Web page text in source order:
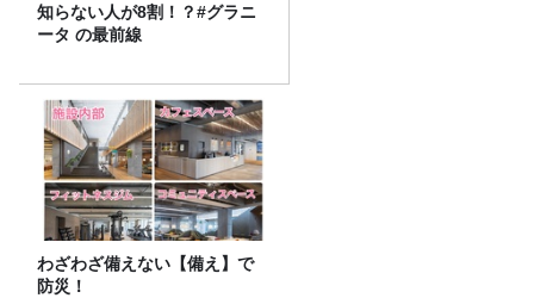
知らない人が8割！？#グラニ
ータ の最前線
わざわざ備えない【備え】で
防災！